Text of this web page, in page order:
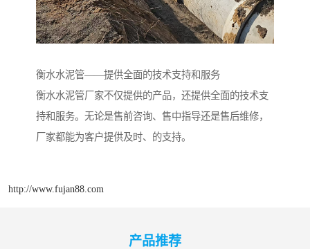
衡水水泥管——提供全面的技术支持和服务
衡水水泥管厂家不仅提供的产品，还提供全面的技术支
持和服务。无论是售前咨询、售中指导还是售后维修，
厂家都能为客户提供及时、的支持。
http://www.fujan88.com
产品推荐